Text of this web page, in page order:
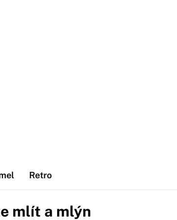
Retro
mlít a mlýn